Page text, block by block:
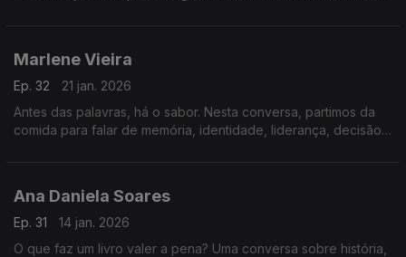
Marlene Vieira
Ep. 32
21 jan. 2026
Antes das palavras, há o sabor. Nesta conversa, partimos da
comida para falar de memória, identidade, liderança, decisão
Ana Daniela Soares
Ep. 31
14 jan. 2026
O que faz um livro valer a pena? Uma conversa sobre história,